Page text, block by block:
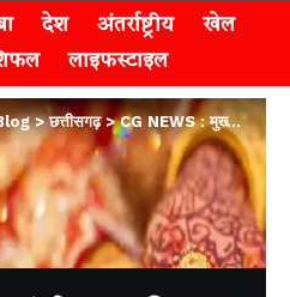
देश अंतर्राष्ट्रीय
खेल
लाइफस्टाइल
>छत्तीसगढ़>CG NEWS : मुख्यमंत्री कन्या विवाह योजना में शामिल होंगे विधायक, समाज को देंगे संदेश